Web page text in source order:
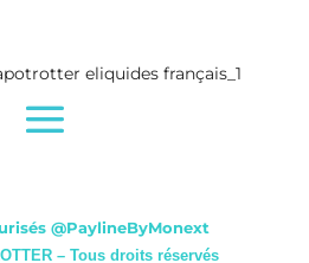
@PaylineByMonext
– Tous droits réservés